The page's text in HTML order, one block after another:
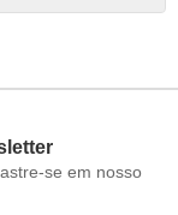
se em nosso